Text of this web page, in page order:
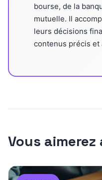
bourse, de la
mutuelle. Il
leurs décisions
contenus précis et
Vous aimerez